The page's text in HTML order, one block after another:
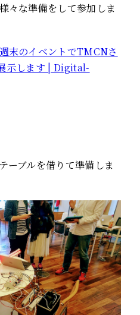
々な準備をして参加しま
末のイベントでTMCNさ
示します | Digital-
ーブルを借りて準備しま